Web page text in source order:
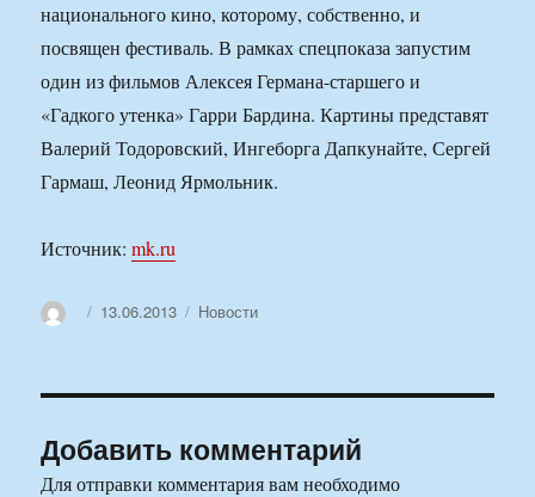
национального кино, которому, собственно, и
посвящен фестиваль. В рамках спецпоказа запустим
один из фильмов Алексея Германа-старшего и
«Гадкого утенка» Гарри Бардина. Картины представят
Валерий Тодоровский, Ингеборга Дапкунайте, Сергей
Гармаш, Леонид Ярмольник.
Источник:mk.ru
АвторОпубликовано
13.06.2013 Рубрики
Новости
Добавить комментарий
Для отправки комментария вам необходимо